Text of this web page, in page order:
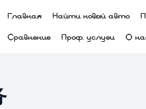
Главная Найти новый авто
Сравнение Проф. услуги О